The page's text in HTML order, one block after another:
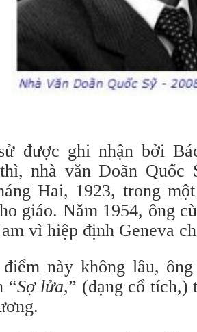
được ghi nhận bởi
nhà văn Doãn
Hai, 1923, trong
giáo. Năm 1954, ông
vì hiệp định Geneva
này không lâu,
“Sợ lửa,” (dạng cổ tích,)